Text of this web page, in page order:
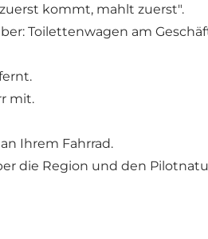
kommt, mahlt zuerst".
Toilettenwagen am
mit.
Ihrem Fahrrad.
die Region und den